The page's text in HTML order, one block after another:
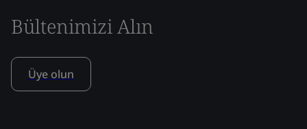
Bültenimizi Alın
Üye olun